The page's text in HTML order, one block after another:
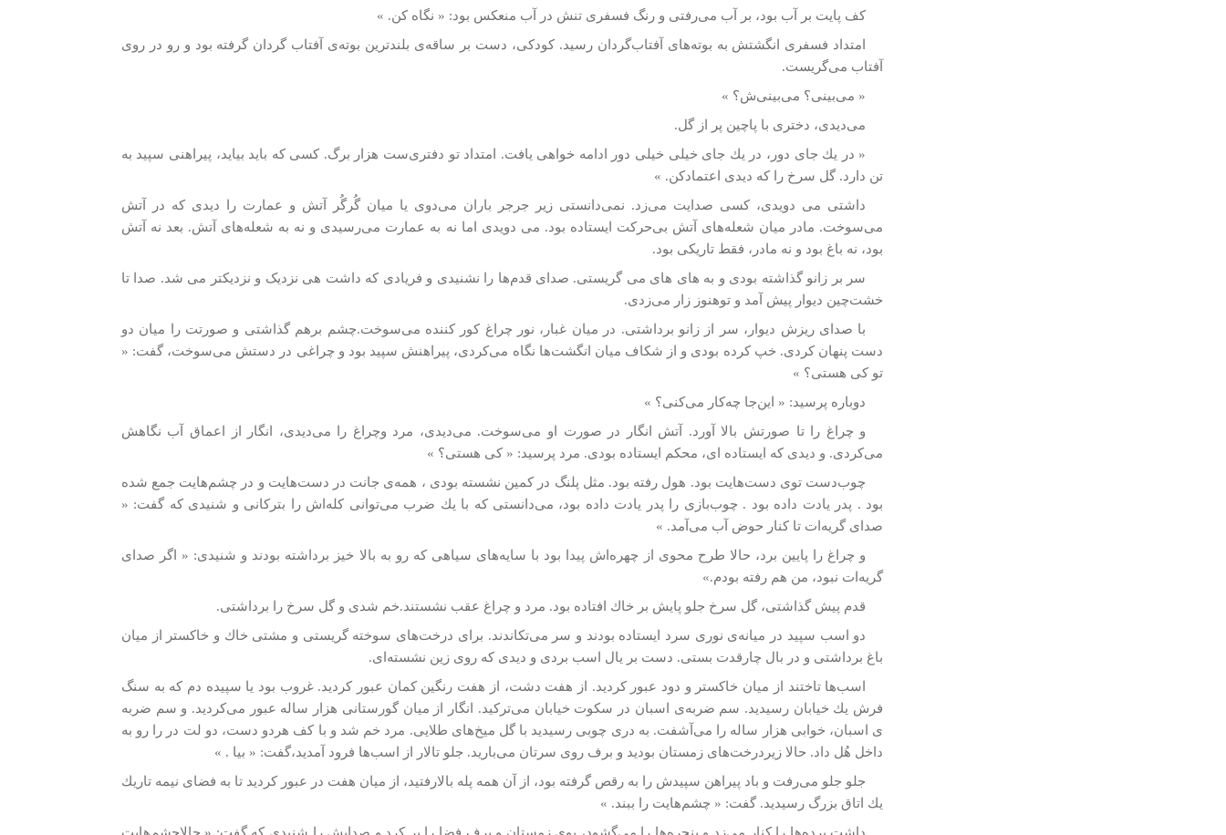
كف پايت بر آب بود، بر آب می‌رفتی و رنگ فسفری تنش در آب منعكس بود: « نگاه كن. »
امتداد فسفری انگشتش به بوته‌های آفتاب‌گردان رسيد. كودكی، دست بر ساقه‌ی بلندترين بوته‌ی آفتاب گردان گرفته بود و رو در روی
آفتاب می‌گريست.
« می‌بينی؟ می‌بينی‌ش؟ »
می‌ديدی، دختری با پاچين پر از گل.
« در يك جای دور، در يك جای خيلی خيلی دور ادامه خواهی يافت. امتداد تو دفتری‌ست هزار برگ. کسی که باید بیاید، پیراهنی سپید به
تن دارد. گل سرخ را كه ديدی اعتمادكن. »
داشتی می­ دویدی، كسی صدايت می‌زد. نمی‌دانستی زير جرجر باران می‌دوی يا ميان گُرگُر آتش و عمارت را ديدی كه در آتش
می‌سوخت. مادر ميان شعله‌های آتش بی‌حركت ايستاده بود. می­ دویدی اما نه به عمارت می‌رسيدی و نه به شعله‌های آتش. بعد نه آتش
بود، نه باغ بود و نه مادر، فقط تاريكی بود.
سر بر زانو گذاشته بودی و به های های می­ گریستی. صدای قدم‌ها را نشنيدی و فريادی كه داشت هی نزدیک و نزدیکتر می شد. صدا تا
خشت‌‌چين ديوار پيش آمد و توهنوز زار می‌زدی.
با صدای ريزش ديوار، سر از زانو برداشتی. در ميان غبار، نور چراغ كور كننده می‌سوخت.چشم برهم گذاشتی و صورتت را ميان دو
دست پنهان كردی. خپ كرده بودی و از شكاف ميان انگشت‌ها نگاه می‌كردی، پيراهنش سپيد بود و چراغی در دستش می‌سوخت، گفت: «
تو كی هستی؟ »
دوباره پرسيد: « اين‌جا چه‌كار می‌كنی؟ »
و چراغ را تا صورتش بالا آورد. آتش انگار در صورت او می‌سوخت. می‌ديدی، مرد وچراغ را می‌ديدی، انگار از اعماق آب نگاهش
می‌كردی. و دیدی که ايستاده ­ای، محكم ايستاده بودی. مرد پرسيد: « كی هستی؟ »
چوب‌دست توی دست‌هايت بود. هول رفته بود. مثل پلنگ در كمين نشسته بودی ، همه‌ی جانت در دست‌هايت و در چشم‌هايت جمع شده
بود . پدر يادت داده بود . چوب‌بازی را پدر يادت داده بود، می‌دانستی كه با يك ضرب می‌توانی كله‌اش را بتركانی و شنيدی كه گفت: «
صدای گريه‌ات تا كنار حوض آب می‌آمد. »
و چراغ را پايين برد، حالا طرح محوی از چهره‌اش پيدا بود با سايه‌های سياهی كه رو به بالا خيز برداشته بودند و شنيدی: « اگر صدای
گريه‌ات نبود، من هم رفته بودم.»
قدم پيش گذاشتی، گل سرخ جلو پايش بر خاك افتاده بود. مرد و چراغ عقب نشستند.خم شدی و گل سرخ را برداشتی.
دو اسب سپيد در ميانه‌ی نوری سرد ايستاده بودند و سر می‌تكاندند. برای درخت‌های سوخته گريستی و مشتی خاك و خاكستر از ميان
باغ برداشتی و در بال چارقدت بستی. دست بر يال اسب بردی و ديدی كه روی زين نشسته‌ای.
اسب‌ها تاختند از ميان خاكستر و دود‌ عبور كرديد. از هفت دشت، از هفت رنگين كمان عبور كرديد. غروب بود يا سپيده دم كه به سنگ
فرش يك خيابان رسيديد. سم ضربه‌ی اسبان در سكوت خيابان می‌تركيد. انگار از ميان گورستانی هزار ساله عبور می‌كرديد. و سم ضربه
ی اسبان، خوابی هزار ساله را می‌آشفت. به دری چوبی رسيديد با گل ميخ‌های طلايی. مرد خم شد و با كف هردو دست، دو لت در را رو به
داخل هُل داد. حالا زيردرخت‌های زمستان بوديد و برف روی سرتان می‌باريد. جلو تالار از اسب‌ها فرود آمديد،گفت: « بيا . »
جلو جلو می‌رفت و باد پيراهن سپيدش را به رقص گرفته بود، از آن همه پله بالارفتيد، از ميان هفت در عبور كرديد تا به فضای نيمه تاريك
يك اتاق بزرگ رسيديد. گفت: « چشم‌هايت را ببند. »
داشت پرده‌ها را كنار می‌زد و پنجره‌ها را می‌گشود، بوی زمستان و برف فضا را پر كرد و صدايش را شنيدی كه گفت: « حالاچشم‌هايت